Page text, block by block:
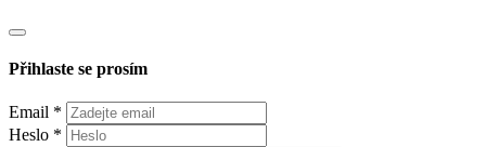
Přihlaste se prosím
Email *
Heslo *